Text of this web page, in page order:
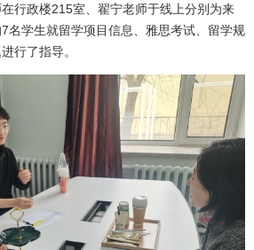
行政楼215室、翟宁老师于线上分别为来
名学生就留学项目信息、雅思考试、留学规
行了指导。